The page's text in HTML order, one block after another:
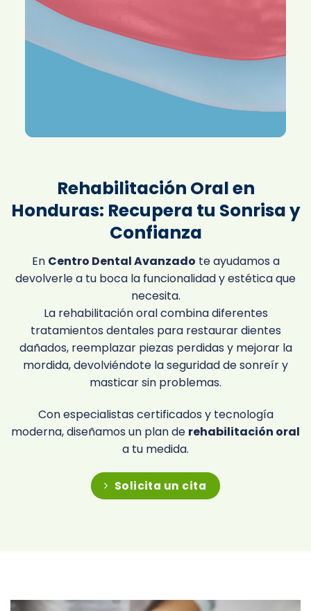
Rehabilitación Oral en
Honduras: Recupera tu Sonrisa y
Confianza
En Centro Dental Avanzado te ayudamos a
devolverle a tu boca la funcionalidad y estética que
necesita.
La rehabilitación oral combina diferentes
tratamientos dentales para restaurar dientes
dañados, reemplazar piezas perdidas y mejorar la
mordida, devolviéndote la seguridad de sonreír y
masticar sin problemas.
Con especialistas certificados y tecnología
moderna, diseñamos un plan de rehabilitación oral
a tu medida.
Solicita un cita